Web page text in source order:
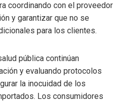
coordinando con el proveedor
y garantizar que no se
para los clientes.
pública continúan
y evaluando protocolos
la inocuidad de los
Los consumidores